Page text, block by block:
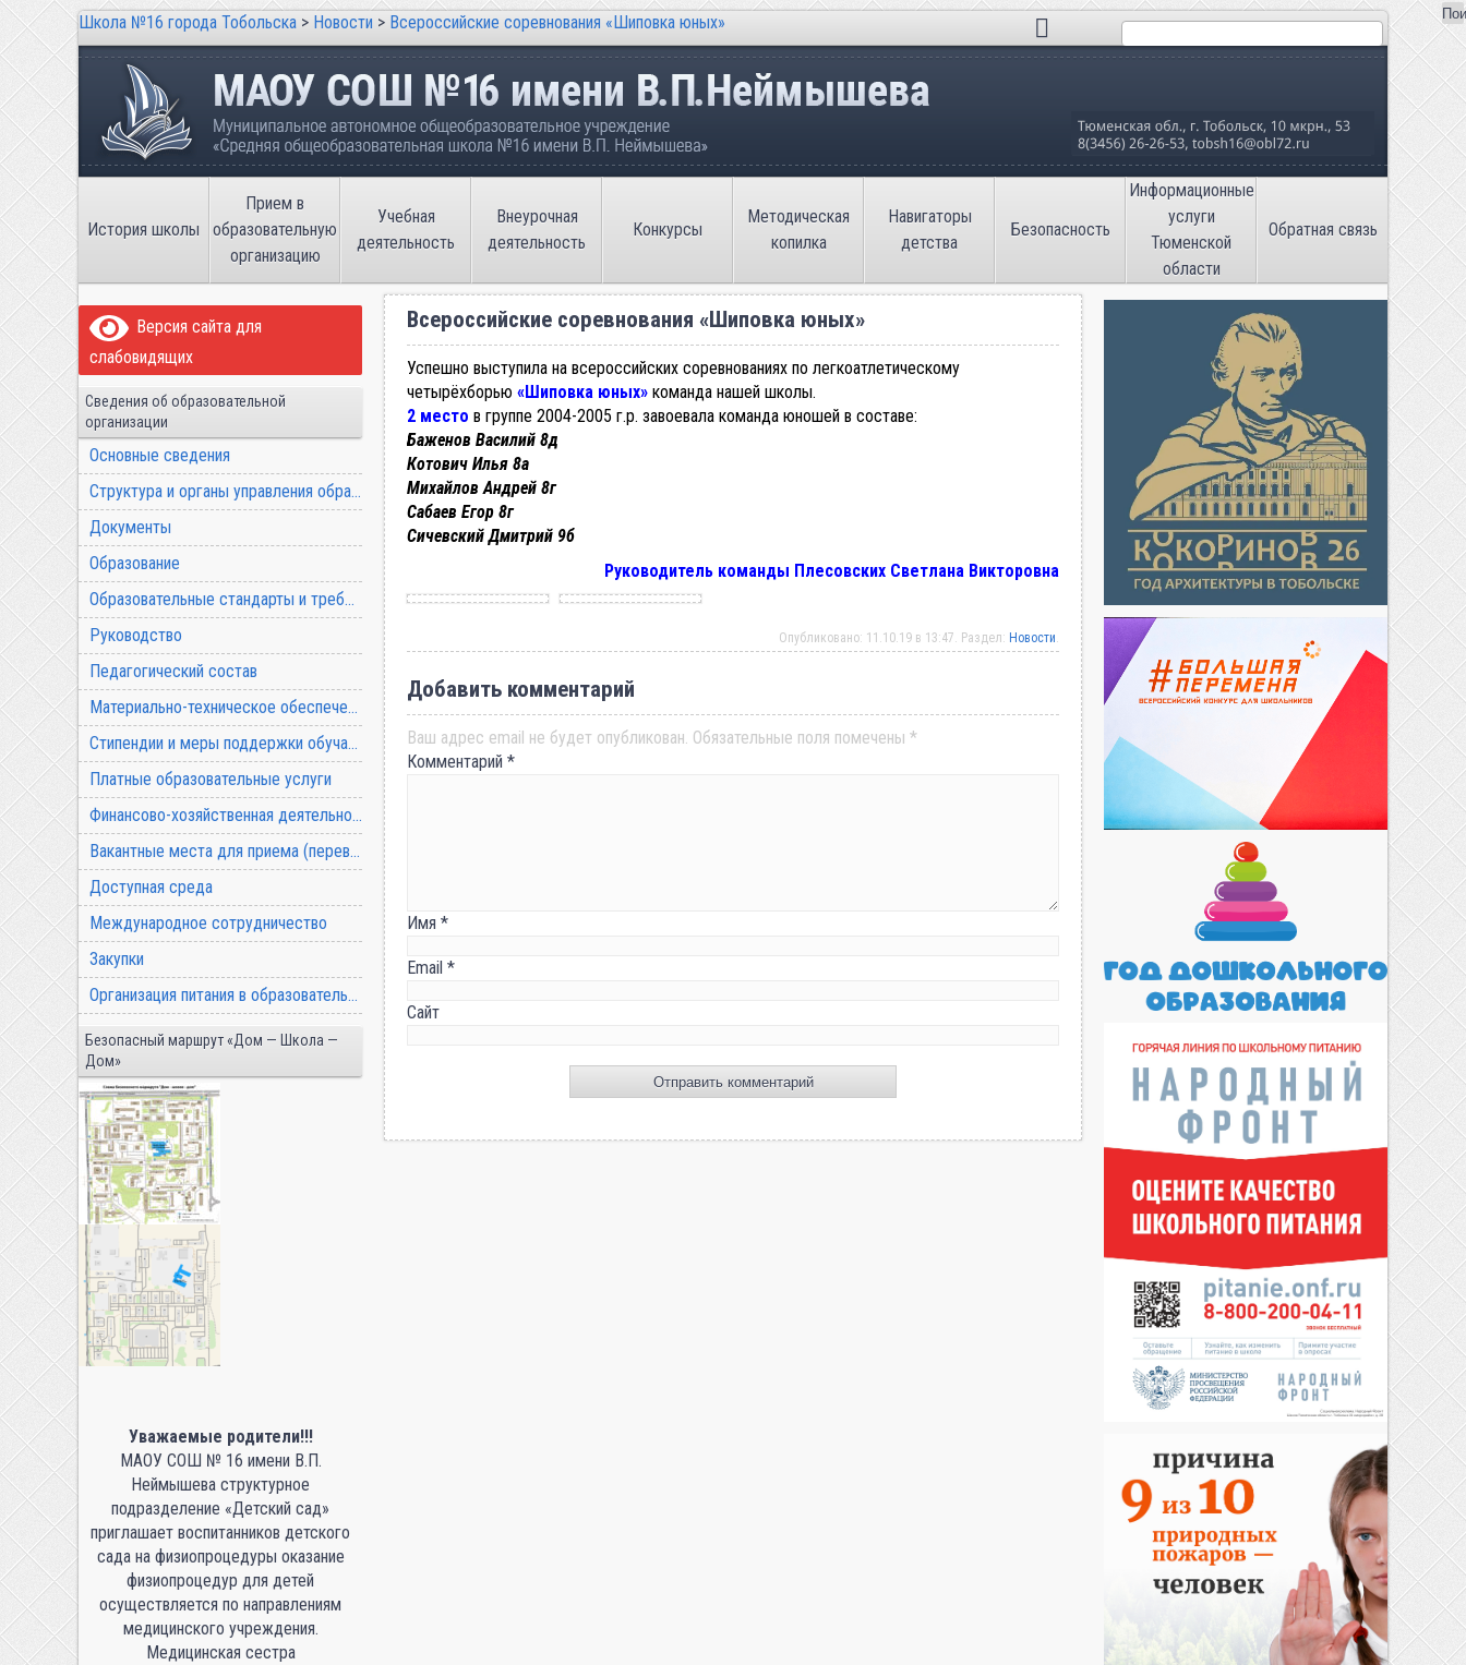
Школа №16 города Тобольска > Новости > Всероссийские соревнования «Шиповка юных» Поиск
Школа №16 города Тобольска
Муниципальное автономное общеобразовательное учреждение «Средняя общеобразовательная школа №16»
имени В.П. Неймышева
История школы
Прием в
образовательную
организацию
Учебная
деятельность
Внеурочная
деятельность
Конкурсы
Методическая
копилка
Навигаторы
детства
Безопасность
Информационные
услуги
Тюменской
области
Обратная связь
Версия сайта для
слабовидящих
Сведения об образовательной
организации
Основные сведения
Структура и органы управления образовательной организацией
Документы
Образование
Образовательные стандарты и требования
Руководство
Педагогический состав
Материально-техническое обеспечение и оснащенность образовательного процесса
Стипендии и меры поддержки обучающихся
Платные образовательные услуги
Финансово-хозяйственная деятельность
Вакантные места для приема (перевода) обучающихся
Доступная среда
Международное сотрудничество
Закупки
Организация питания в образовательной организации
Безопасный маршрут «Дом — Школа —
Дом»
Уважаемые родители!!!
МАОУ СОШ № 16 имени В.П.
Неймышева структурное
подразделение «Детский сад»
приглашает воспитанников детского
сада на физиопроцедуры оказание
физиопроцедур для детей
осуществляется по направлениям
медицинского учреждения.
Медицинская сестра
Всероссийские соревнования «Шиповка юных»
Успешно выступила на всероссийских соревнованиях по легкоатлетическому
четырёхборью «Шиповка юных» команда нашей школы.
2 место в группе 2004-2005 г.р. завоевала команда юношей в составе:
Баженов Василий 8д
Котович Илья 8а
Михайлов Андрей 8г
Сабаев Егор 8г
Сичевский Дмитрий 9б
Руководитель команды Плесовских Светлана Викторовна
Опубликовано: 11.10.19 в 13:47. Раздел: Новости.
Добавить комментарий
Ваш адрес email не будет опубликован. Обязательные поля помечены *
Комментарий *
Имя *
Email *
Сайт